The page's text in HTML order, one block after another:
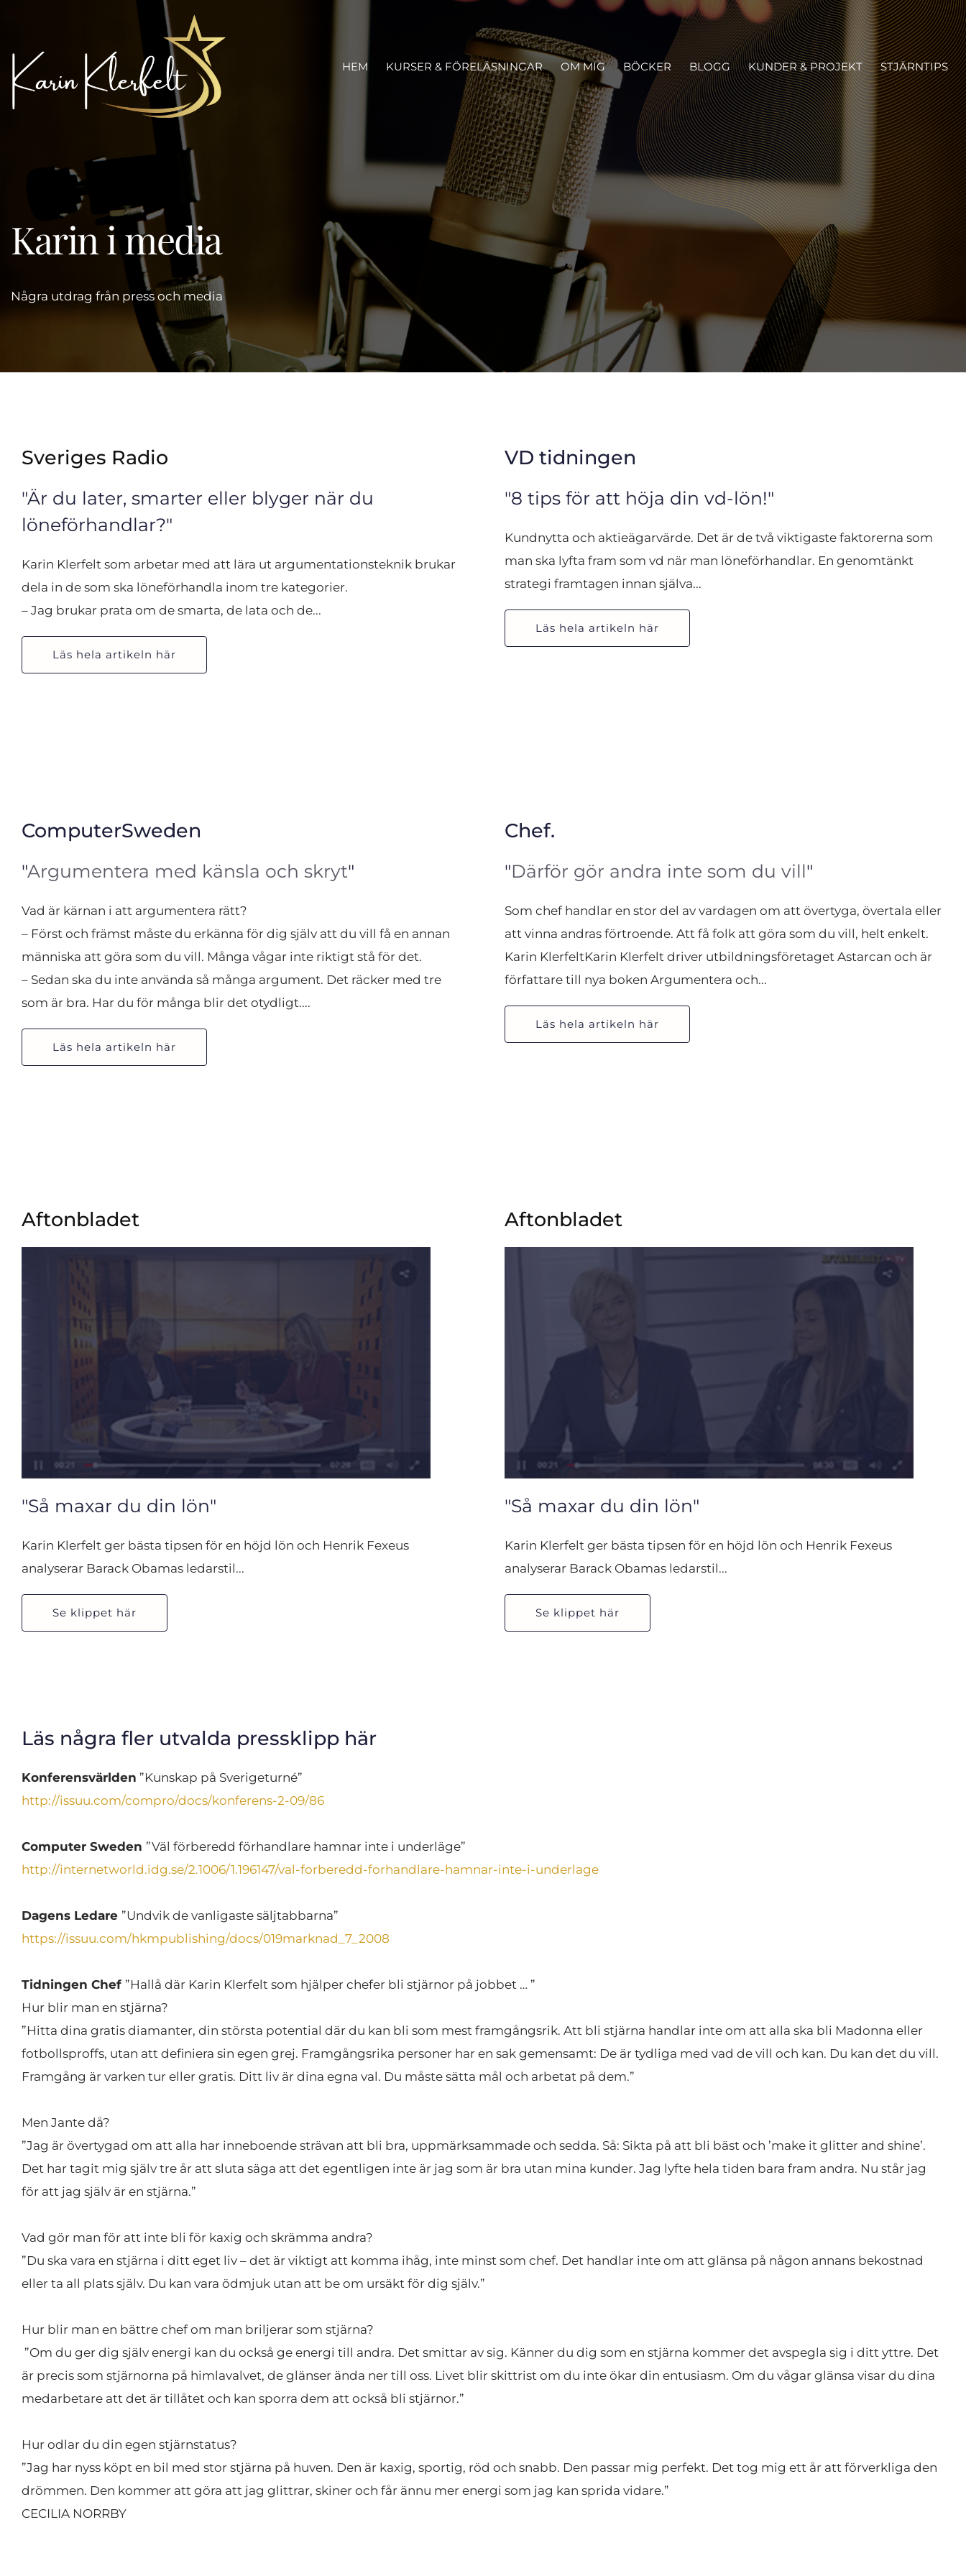
HEM KURSER & FÖRELÄSNINGAR OM MIG BÖCKER BLOGG KUNDER & PROJEKT STJÄRNTIPS
Karin i media
Några utdrag från press och media
Sveriges Radio
"Är du later, smarter eller blyger när du
löneförhandlar?"
Karin Klerfelt som arbetar med att lära ut argumentationsteknik brukar
dela in de som ska löneförhandla inom tre kategorier.
– Jag brukar prata om de smarta, de lata och de...
Läs hela artikeln här
VD tidningen
"8 tips för att höja din vd-lön!"
Kundnytta och aktieägarvärde. Det är de två viktigaste faktorerna som
man ska lyfta fram som vd när man löneförhandlar. En genomtänkt
strategi framtagen innan själva...
Läs hela artikeln här
ComputerSweden
"Argumentera med känsla och skryt"
Vad är kärnan i att argumentera rätt?
– Först och främst måste du erkänna för dig själv att du vill få en annan
människa att göra som du vill. Många vågar inte riktigt stå för det.
– Sedan ska du inte använda så många argument. Det räcker med tre
som är bra. Har du för många blir det otydligt....
Läs hela artikeln här
Chef.
"Därför gör andra inte som du vill"
Som chef handlar en stor del av vardagen om att övertyga, övertala eller
att vinna andras förtroende. Att få folk att göra som du vill, helt enkelt.
Karin KlerfeltKarin Klerfelt driver utbildningsföretaget Astarcan och är
författare till nya boken Argumentera och...
Läs hela artikeln här
Aftonbladet
"Så maxar du din lön"
Karin Klerfelt ger bästa tipsen för en höjd lön och Henrik Fexeus
analyserar Barack Obamas ledarstil...
Se klippet här
Aftonbladet
"Så maxar du din lön"
Karin Klerfelt ger bästa tipsen för en höjd lön och Henrik Fexeus
analyserar Barack Obamas ledarstil...
Se klippet här
Läs några fler utvalda pressklipp här
Konferensvärlden ”Kunskap på Sverigeturné”
http://issuu.com/compro/docs/konferens-2-09/86
Computer Sweden ”Väl förberedd förhandlare hamnar inte i underläge”
http://internetworld.idg.se/2.1006/1.196147/val-forberedd-forhandlare-hamnar-inte-i-underlage
Dagens Ledare ”Undvik de vanligaste säljtabbarna”
https://issuu.com/hkmpublishing/docs/019marknad_7_2008
Tidningen Chef ”Hallå där Karin Klerfelt som hjälper chefer bli stjärnor på jobbet … ”
Hur blir man en stjärna?
”Hitta dina gratis diamanter, din största potential där du kan bli som mest framgångsrik. Att bli stjärna handlar inte om att alla ska bli Madonna eller
fotbollsproffs, utan att definiera sin egen grej. Framgångsrika personer har en sak gemensamt: De är tydliga med vad de vill och kan. Du kan det du vill.
Framgång är varken tur eller gratis. Ditt liv är dina egna val. Du måste sätta mål och arbetat på dem.”
Men Jante då?
”Jag är övertygad om att alla har inneboende strävan att bli bra, uppmärksammade och sedda. Så: Sikta på att bli bäst och ’make it glitter and shine’.
Det har tagit mig själv tre år att sluta säga att det egentligen inte är jag som är bra utan mina kunder. Jag lyfte hela tiden bara fram andra. Nu står jag
för att jag själv är en stjärna.”
Vad gör man för att inte bli för kaxig och skrämma andra?
”Du ska vara en stjärna i ditt eget liv – det är viktigt att komma ihåg, inte minst som chef. Det handlar inte om att glänsa på någon annans bekostnad
eller ta all plats själv. Du kan vara ödmjuk utan att be om ursäkt för dig själv.”
Hur blir man en bättre chef om man briljerar som stjärna?
är precis som stjärnorna på himlavalvet, de glänser ända ner till oss. Livet blir skittrist om du inte ökar din entusiasm. Om du vågar glänsa visar du dina
medarbetare att det är tillåtet och kan sporra dem att också bli stjärnor.”
Hur odlar du din egen stjärnstatus?
”Jag har nyss köpt en bil med stor stjärna på huven. Den är kaxig, sportig, röd och snabb. Den passar mig perfekt. Det tog mig ett år att förverkliga den
drömmen. Den kommer att göra att jag glittrar, skiner och får ännu mer energi som jag kan sprida vidare.”
CECILIA NORRBY